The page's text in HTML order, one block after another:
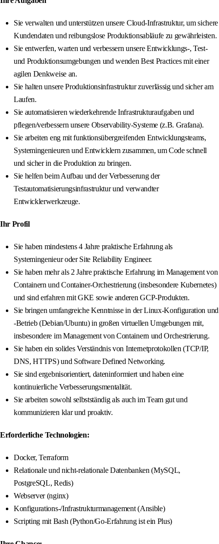
Sie verwalten und unterstützen unsere Cloud-Infrastruktur, um sichere
Kundendaten und reibungslose Produktionsabläufe zu gewährleisten.
Sie entwerfen, warten und verbessern unsere Entwicklungs-, Test-
und Produktionsumgebungen und wenden Best Practices mit einer
agilen Denkweise an.
Sie halten unsere Produktionsinfrastruktur zuverlässig und sicher am
Laufen.
Sie automatisieren wiederkehrende Infrastrukturaufgaben und
pflegen/verbessern unsere Observability-Systeme (z.B. Grafana).
Sie arbeiten eng mit funktionsübergreifenden Entwicklungsteams,
Systemingenieuren und Entwicklern zusammen, um Code schnell
und sicher in die Produktion zu bringen.
Sie helfen beim Aufbau und der Verbesserung der
Testautomatisierungsinfrastruktur und verwandter
Entwicklerwerkzeuge.
Ihr Profil
Sie haben mindestens 4 Jahre praktische Erfahrung als
Systemingenieur oder Site Reliability Engineer.
Sie haben mehr als 2 Jahre praktische Erfahrung im Management von
Containern und Container-Orchestrierung (insbesondere Kubernetes)
und sind erfahren mit GKE sowie anderen GCP-Produkten.
Sie bringen umfangreiche Kenntnisse in der Linux-Konfiguration und
-Betrieb (Debian/Ubuntu) in großen virtuellen Umgebungen mit,
insbesondere im Management von Containern und Orchestrierung.
Sie haben ein solides Verständnis von Internetprotokollen (TCP/IP,
DNS, HTTPS) und Software Defined Networking.
Sie sind ergebnisorientiert, dateninformiert und haben eine
kontinuierliche Verbesserungsmentalität.
Sie arbeiten sowohl selbstständig als auch im Team gut und
kommunizieren klar und proaktiv.
Erforderliche Technologien:
Docker, Terraform
Relationale und nicht-relationale Datenbanken (MySQL,
PostgreSQL, Redis)
Webserver (nginx)
Konfigurations-/Infrastrukturmanagement (Ansible)
Scripting mit Bash (Python/Go-Erfahrung ist ein Plus)